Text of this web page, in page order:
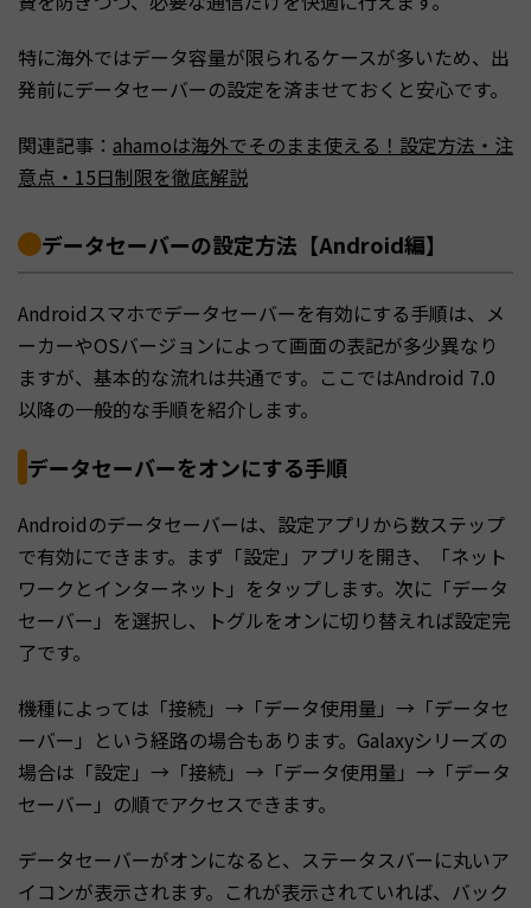
特に海外ではデータ容量が限られるケースが多いため、出
発前にデータセーバーの設定を済ませておくと安心です。
関連記事： ahamoは海外でそのまま使える！設定方法・注
意点・15日制限を徹底解説
データセーバーの設定方法【Android編】
Androidスマホでデータセーバーを有効にする手順は、メ
ーカーやOSバージョンによって画面の表記が多少異なり
ますが、基本的な流れは共通です。ここではAndroid 7.0
以降の一般的な手順を紹介します。
データセーバーをオンにする手順
Androidのデータセーバーは、設定アプリから数ステップ
で有効にできます。まず「設定」アプリを開き、「ネット
ワークとインターネット」をタップします。次に「データ
セーバー」を選択し、トグルをオンに切り替えれば設定完
了です。
機種によっては「接続」→「データ使用量」→「データセ
ーバー」という経路の場合もあります。Galaxyシリーズの
場合は「設定」→「接続」→「データ使用量」→「データ
セーバー」の順でアクセスできます。
データセーバーがオンになると、ステータスバーに丸いア
イコンが表示されます。これが表示されていれば、バック